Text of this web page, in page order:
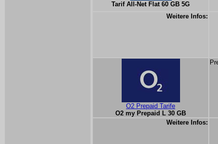
Tarif All-Net Flat 60 GB 5G
Weitere Infos:
O2 Prepaid Tarife
O2 my Prepaid L 30 GB
Weitere Infos: